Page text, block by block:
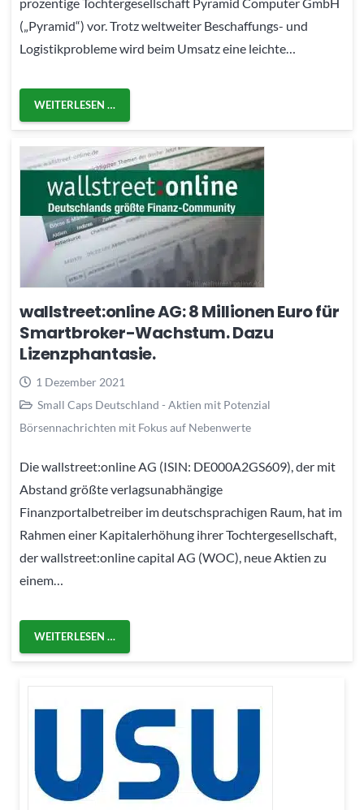
(„Pyramid“) vor. Trotz weltweiter Beschaffungs- und
Logistikprobleme wird beim Umsatz eine leichte…
WEITERLESEN …
wallstreet:online AG: 8 Millionen Euro für
Smartbroker-Wachstum. Dazu
Lizenzphantasie.
1 Dezember 2021
Small Caps Deutschland - Aktien mit Potenzial
Börsennachrichten mit Fokus auf Nebenwerte
Die wallstreet:online AG (ISIN: DE000A2GS609), der mit
Abstand größte verlagsunabhängige
Finanzportalbetreiber im deutschsprachigen Raum, hat im
Rahmen einer Kapitalerhöhung ihrer Tochtergesellschaft,
der wallstreet:online capital AG (WOC), neue Aktien zu
einem…
WEITERLESEN …